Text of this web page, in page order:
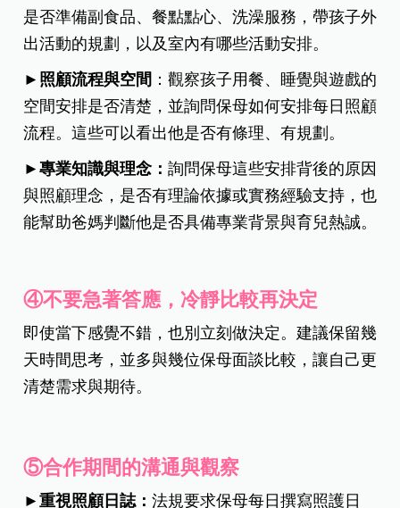
是否準備副食品、餐點點心、洗澡服務，帶孩子外
出活動的規劃，以及室內有哪些活動安排。
►照顧流程與空間 ：觀察孩子用餐、睡覺與遊戲的
空間安排是否清楚，並詢問保母如何安排每日照顧
流程。這些可以看出他是否有條理、有規劃。
►專業知識與理念：詢問保母這些安排背後的原因
與照顧理念，是否有理論依據或實務經驗支持，也
能幫助爸媽判斷他是否具備專業背景與育兒熱誠。
④不要急著答應，冷靜比較再決定
即使當下感覺不錯，也別立刻做決定。建議保留幾
天時間思考，並多與幾位保母面談比較，讓自己更
清楚需求與期待。
⑤合作期間的溝通與觀察
►重視照顧日誌：法規要求保母每日撰寫照護日